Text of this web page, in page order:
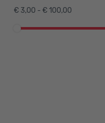
€ 3,00 - € 100,00